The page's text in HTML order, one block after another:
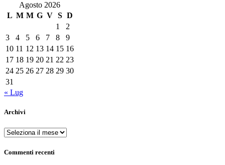
Agosto 2026
L M M G V S D
1
2
3
4 5 6 7 8
9
10 11 12 13 14 15 16
17 18 19 20 21 22 23
24 25 26 27 28 29 30
31
« Lug
Archivi
Archivi
Commenti recenti